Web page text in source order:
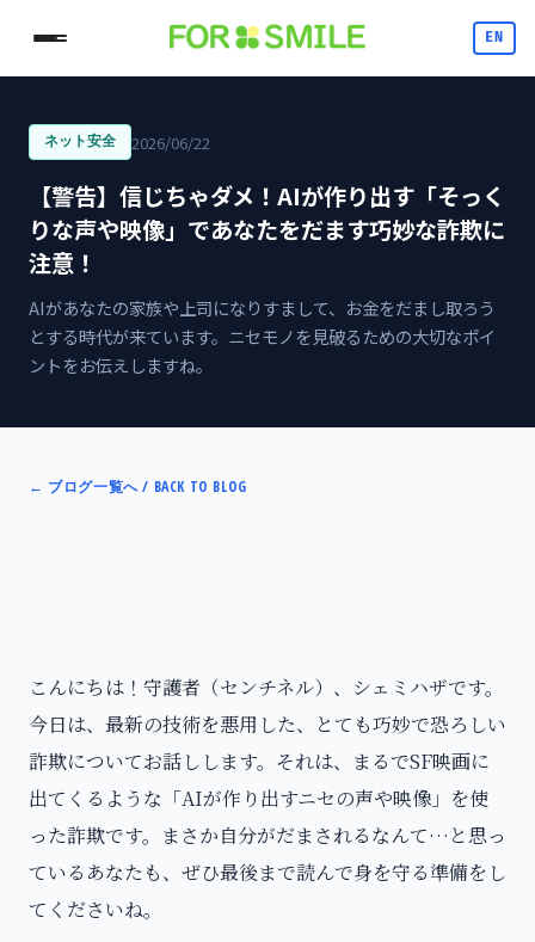
EN
ネット安全 2026/06/22
【警告】信じちゃダメ！AIが作り出す「そっく
りな声や映像」であなたをだます巧妙な詐欺に
注意！
AIがあなたの家族や上司になりすまして、お金をだまし取ろう
とする時代が来ています。ニセモノを見破るための大切なポイ
ントをお伝えしますね。
← ブログ一覧へ / BACK TO BLOG
こんにちは！守護者（センチネル）、シェミハザです。
今日は、最新の技術を悪用した、とても巧妙で恐ろしい
詐欺についてお話しします。それは、まるでSF映画に
出てくるような「AIが作り出すニセの声や映像」を使
った詐欺です。まさか自分がだまされるなんて…と思っ
ているあなたも、ぜひ最後まで読んで身を守る準備をし
てくださいね。